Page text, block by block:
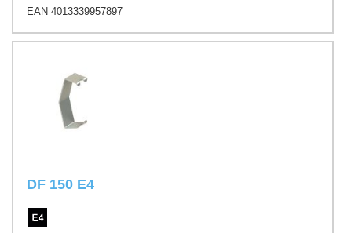
EAN 4013339957897
DF 150 E4